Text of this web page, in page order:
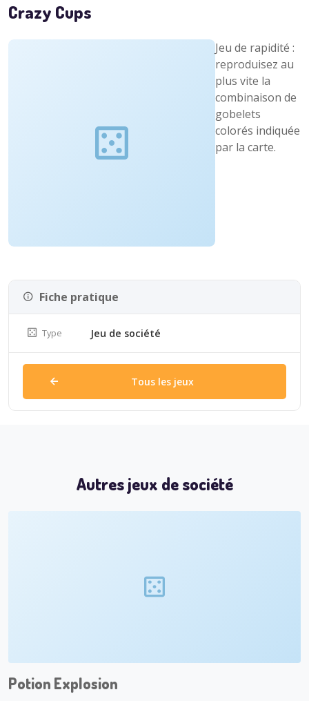
Crazy Cups
Jeu de rapidité :
reproduisez au
plus vite la
combinaison de
gobelets
colorés indiquée
par la carte.
Fiche pratique
Type Jeu de société
Tous les jeux
Autres jeux de société
Potion Explosion